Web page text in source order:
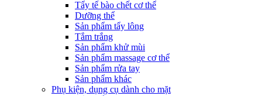
Tẩy tế bào chết cơ thể
Dưỡng thể
Sản phẩm tẩy lông
Tắm trắng
Sản phẩm khử mùi
Sản phẩm massage cơ thể
Sản phẩm rửa tay
Sản phẩm khác
Phụ kiện, dụng cụ dành cho mặt